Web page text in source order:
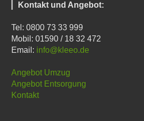
Kontakt und Angebot:
Tel: 0800 73 33 999
Mobil: 01590 / 18 32 472
Email: info@kleeo.de
Angebot Umzug
Angebot Entsorgung
Kontakt